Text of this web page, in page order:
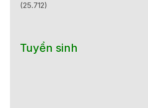
(25.712)
Tuyển sinh